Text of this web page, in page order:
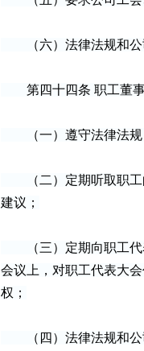
（六）法律法规和公
第四十四条 职工董事
（一）遵守法律法规
（二）定期听取职工
建议；
（三）定期向职工代
会议上，对职工代表大
权；
（四）法律法规和公